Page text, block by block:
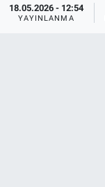
18.05.2026 - 12:54
YAYINLANMA